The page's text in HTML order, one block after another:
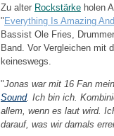
Zu alter Rockstärke holen
" Everything Is Amazing
Bassist Ole Fries,
Band. Vor Vergleichen mit
keineswegs.
"Jonas war mit 16 Fan
Sound. Ich bin ich.
allem, wenn es laut wird.
darauf, was wir damals